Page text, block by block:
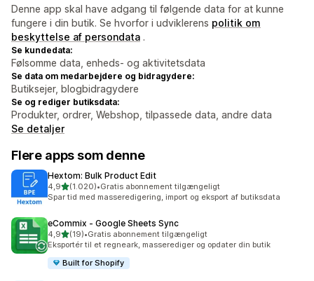
Denne app skal have adgang til følgende data for at kunne
fungere i din butik. Se hvorfor i udviklerens politik om
beskyttelse af persondata .
Se kundedata:
Følsomme data, enheds- og aktivitetsdata
Se data om medarbejdere og bidragydere:
Butiksejer, blogbidragydere
Se og rediger butiksdata:
Produkter, ordrer, Webshop, tilpassede data, andre data
Se detaljer
Flere apps som denne
Hextom: Bulk Product Edit
4,9ud af 5 stjerner
(1.020)
1020 anmeldelser i alt
•Gratis abonnement tilgængeligt
Spar tid med masseredigering, import og eksport af butiksdata
eCommix ‑ Google Sheets Sync
4,9ud af 5 stjerner
(19)
19 anmeldelser i alt
•Gratis abonnement tilgængeligt
Eksportér til et regneark, masserediger og opdater din butik
Built for Shopify